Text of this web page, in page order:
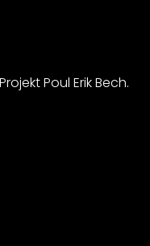
Poul Erik Bech.